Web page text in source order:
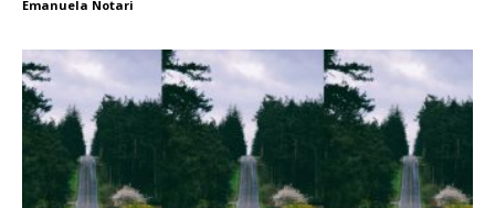
Emanuela Notari